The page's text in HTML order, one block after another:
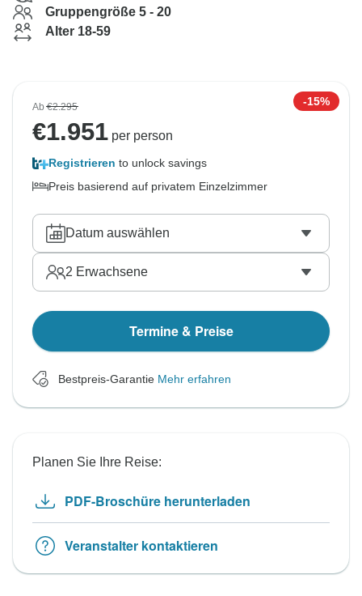
Gruppengröße 5 - 20
Alter 18-59
Ab€2.295 -15%
€1.951 per person
Registrieren to unlock savings
Preis basierend auf privatem Einzelzimmer
Datum auswählen
2 Erwachsene
Termine & Preise
Bestpreis-Garantie Mehr erfahren
Planen Sie Ihre Reise:
PDF-Broschüre herunterladen
Veranstalter kontaktieren